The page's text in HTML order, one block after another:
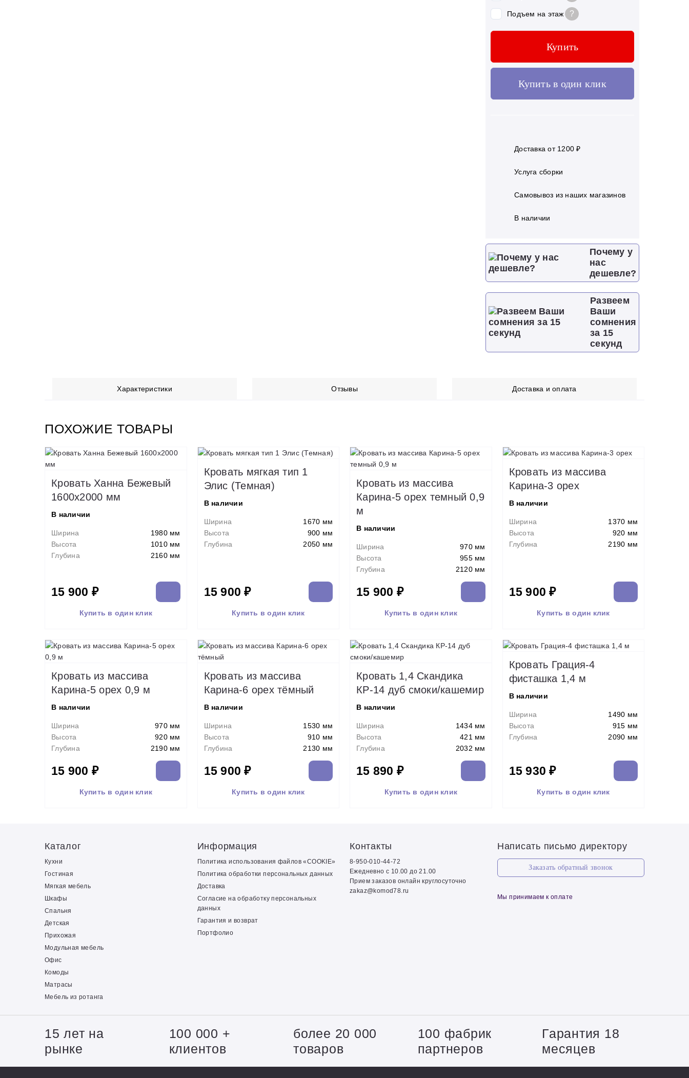
Подъем на этаж ?
Купить
Купить в один клик
Доставка от 1200 ₽
Услуга сборки
Самовывоз из наших магазинов
В наличии
Почему у
нас
дешевле?
Развеем
Ваши
сомнения
за 15
секунд
Характеристики Отзывы Доставка и оплата
ПОХОЖИЕ ТОВАРЫ
Кровать Ханна Бежевый
1600х2000 мм
В наличии
Ширина
1980 мм
Высота
1010 мм
Глубина
2160 мм
15 900 ₽
Купить в один клик
Кровать мягкая тип 1
Элис (Темная)
В наличии
Ширина
1670 мм
Высота
900 мм
Глубина
2050 мм
15 900 ₽
Купить в один клик
Кровать из массива
Карина-5 орех темный 0,9
м
В наличии
Ширина
970 мм
Высота
955 мм
Глубина
2120 мм
15 900 ₽
Купить в один клик
Кровать из массива
Карина-3 орех
В наличии
Ширина
1370 мм
Высота
920 мм
Глубина
2190 мм
15 900 ₽
Купить в один клик
Кровать из массива
Карина-5 орех 0,9 м
В наличии
Ширина
970 мм
Высота
920 мм
Глубина
2190 мм
15 900 ₽
Купить в один клик
Кровать из массива
Карина-6 орех тёмный
В наличии
Ширина
1530 мм
Высота
910 мм
Глубина
2130 мм
15 900 ₽
Купить в один клик
Кровать 1,4 Скандика
КР-14 дуб смоки/кашемир
В наличии
Ширина
1434 мм
Высота
421 мм
Глубина
2032 мм
15 890 ₽
Купить в один клик
Кровать Грация-4
фисташка 1,4 м
В наличии
Ширина
1490 мм
Высота
915 мм
Глубина
2090 мм
15 930 ₽
Купить в один клик
Каталог
Кухни
Гостиная
Мягкая мебель
Шкафы
Спальня
Детская
Прихожая
Модульная мебель
Офис
Комоды
Матрасы
Мебель из ротанга
Информация
Политика использования файлов «COOKIE»
Политика обработки персональных данных
Доставка
Согласие на обработку персональных
данных
Гарантия и возврат
Портфолио
Контакты
8-950-010-44-72
Ежедневно с 10.00 до 21.00
Прием заказов онлайн круглосуточно
zakaz@komod78.ru
Написать письмо директору
Заказать обратный звонок
Мы принимаем к оплате
15 лет на
рынке
100 000 +
клиентов
более 20 000
товаров
100 фабрик
партнеров
Гарантия 18
месяцев